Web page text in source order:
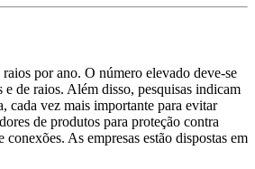
por ano. O número elevado deve-se
de raios. Além disso, pesquisas indicam
cada vez mais importante para evitar
de produtos para proteção contra
As empresas estão dispostas em